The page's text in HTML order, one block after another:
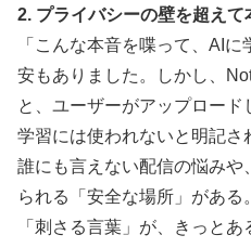
2. プライバシーの壁を超えて
「こんな本音を喋って、AI
安もありました。しかし、
と、ユーザーがアップロー
学習には使われないと明記さ
誰にも言えない配信の悩み
られる「安全な場所」があ
「刺さる言葉」が、きっとあ